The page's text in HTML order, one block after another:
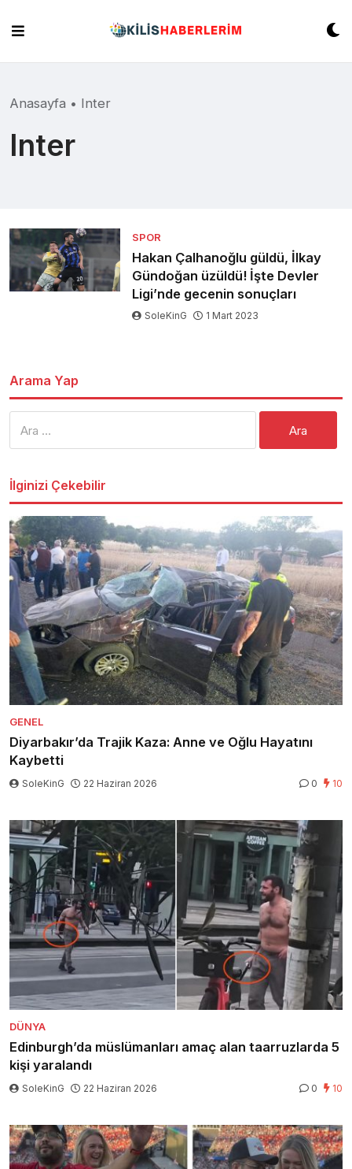
content
Anasayfa • Inter
Inter
SPOR
Hakan Çalhanoğlu güldü, İlkay
Gündoğan üzüldü! İşte Devler
Ligi’nde gecenin sonuçları
SoleKinG 1 Mart 2023
Arama Yap
İlginizi Çekebilir
GENEL
Diyarbakır’da Trajik Kaza: Anne ve Oğlu Hayatını
Kaybetti
SoleKinG 22 Haziran 2026 0 10
DÜNYA
Edinburgh’da müslümanları amaç alan taarruzlarda 5
kişi yaralandı
SoleKinG 22 Haziran 2026 0 10